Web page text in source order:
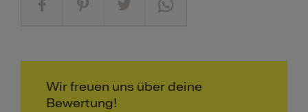
Wir freuen uns über deine
Bewertung!